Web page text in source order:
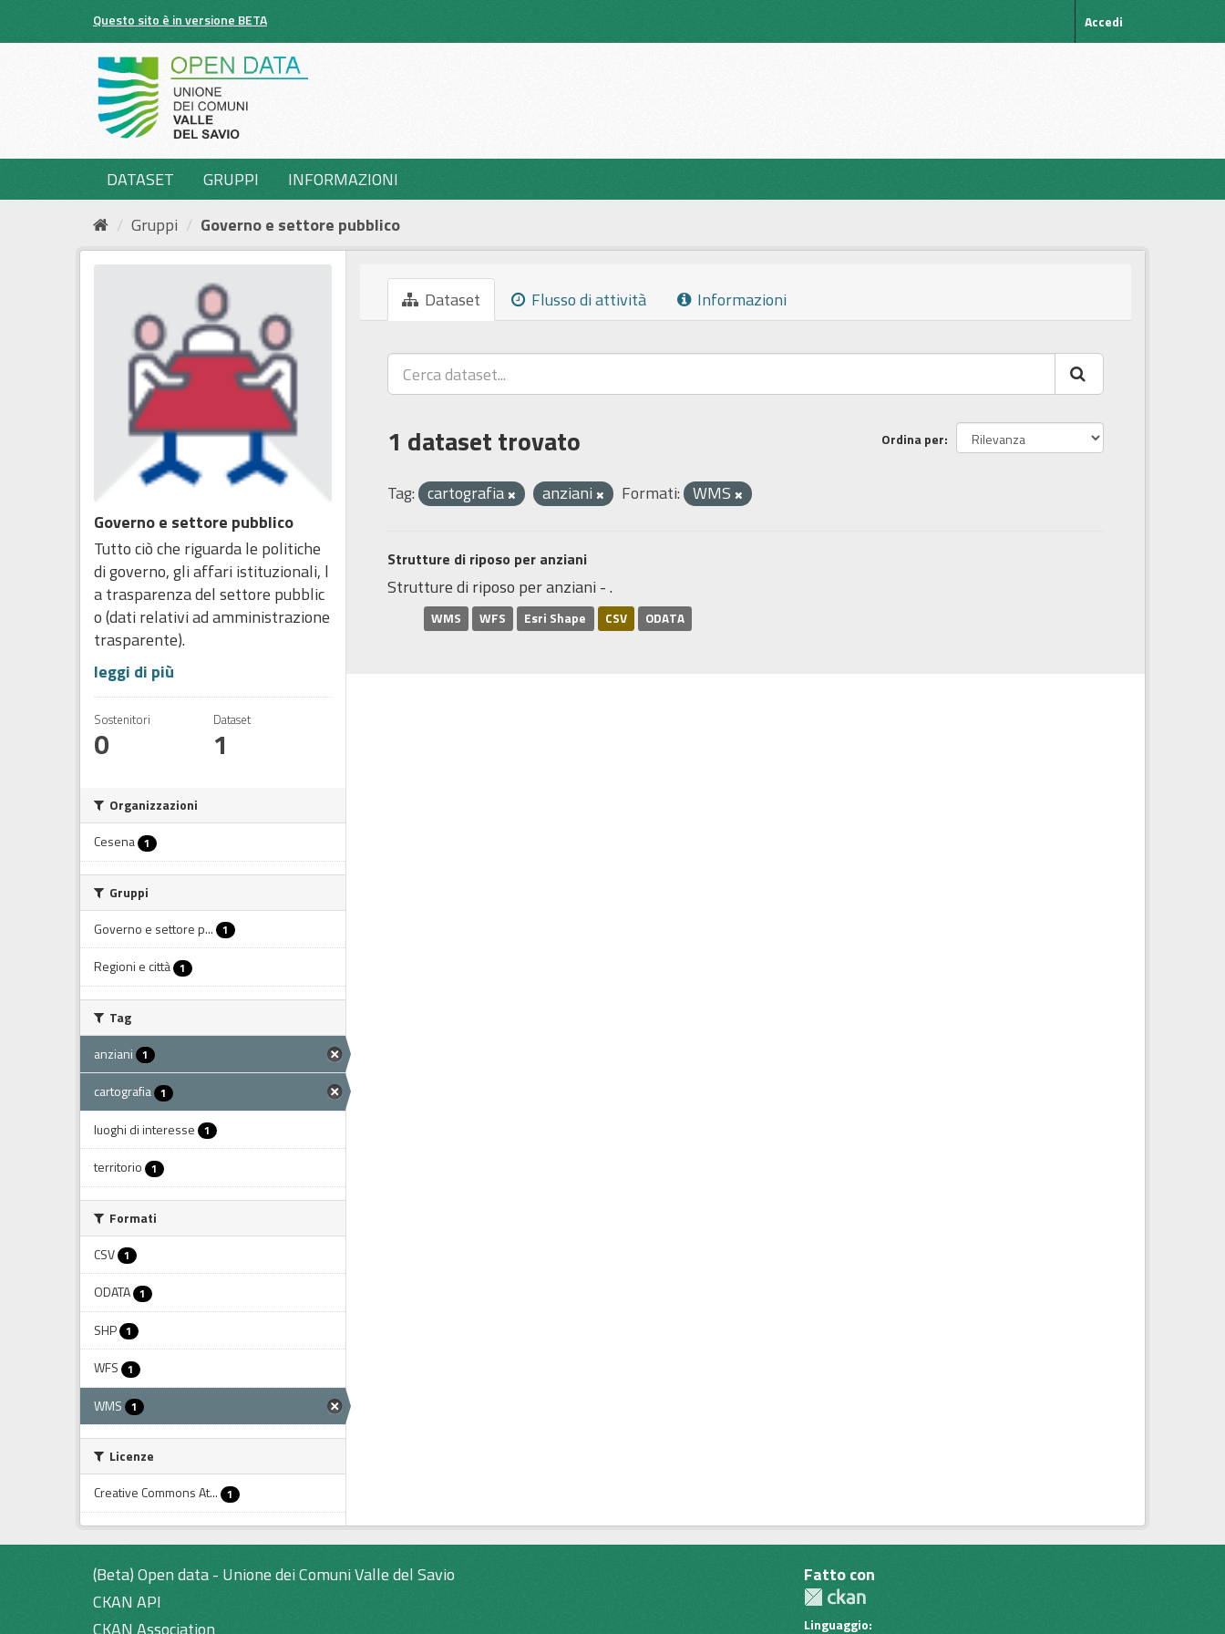
Questo sito è in versione BETA Accedi
DATASET GRUPPI
INFORMAZIONI
Gruppi
Governo e settore pubblico
Governo e settore pubblico
Tutto ciò che riguarda le politiche
di governo, gli affari istituzionali, l
a trasparenza del settore pubblic
o (dati relativi ad amministrazione
trasparente).
leggi di più
Sostenitori
0
Dataset
1
Organizzazioni
Cesena 1
Gruppi
Governo e settore p... 1
Regioni e città 1
Tag
anziani 1
cartografia 1
luoghi di interesse 1
territorio 1
Formati
CSV 1
ODATA 1
SHP 1
WFS 1
WMS 1
Licenze
Creative Commons At... 1
Dataset Flusso di attività Informazioni
Ordina per
1 dataset trovato
Tag: cartografia anziani Formati: WMS
Strutture di riposo per anziani
Strutture di riposo per anziani - .
WMS WFS Esri Shape CSV ODATA
(Beta) Open data - Unione dei Comuni Valle del Savio
CKAN API
CKAN Association
Fatto con
Linguaggio